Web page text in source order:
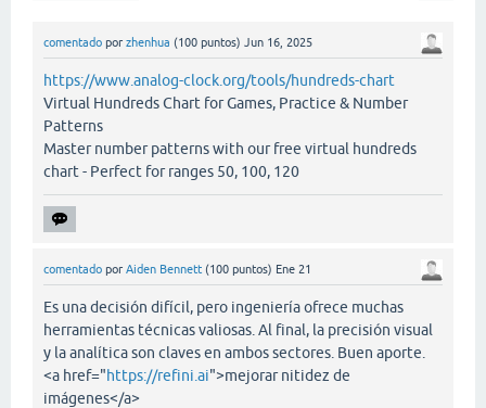
comentado por zhenhua (100 puntos) Jun 16, 2025
https://www.analog-clock.org/tools/hundreds-chart
Virtual Hundreds Chart for Games, Practice & Number
Patterns
Master number patterns with our free virtual hundreds
chart - Perfect for ranges 50, 100, 120
comentado por Aiden Bennett (100 puntos) Ene 21
Es una decisión difícil, pero ingeniería ofrece muchas
herramientas técnicas valiosas. Al final, la precisión visual
y la analítica son claves en ambos sectores. Buen aporte.
<a href="https://refini.ai">mejorar nitidez de
imágenes</a>